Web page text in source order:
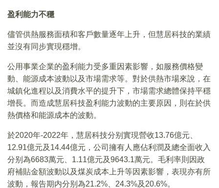
盈利能力不穩
儘管供熱服務面積和客戶數量逐年上升，但慧居科技的業績
並沒有同步實現穩增。
公用事業企業的盈利能力受多重因素影響，如服務價格變
動、能源成本波動以及市場需求等。對於供熱市場來說，在
城鎮化進程以及消費水平的提升下，市場需求總體保持平穩
增長。而造成慧居科技盈利能力波動的主要原因，則在於供
熱價格和能源成本的波動。
於2020年-2022年，慧居科技分别實現營收13.76億元、
12.91億元及14.44億元，公司擁有人應佔利潤及總全面收入
分别為6683萬元、1.11億元及9643.1萬元。毛利率則因政
府補貼金額波動以及煤炭成本上升等因素影響，表現亦有所
波動，報告期内分别為21.2%、24.3%及20.6%。